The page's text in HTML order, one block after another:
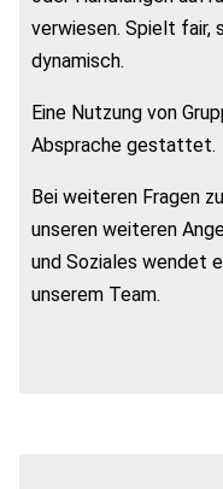
verwiesen. Spielt fair,
dynamisch.
Eine Nutzung von
Absprache gestattet.
Bei weiteren Fragen
unseren weiteren
und Soziales wendet
unserem Team.